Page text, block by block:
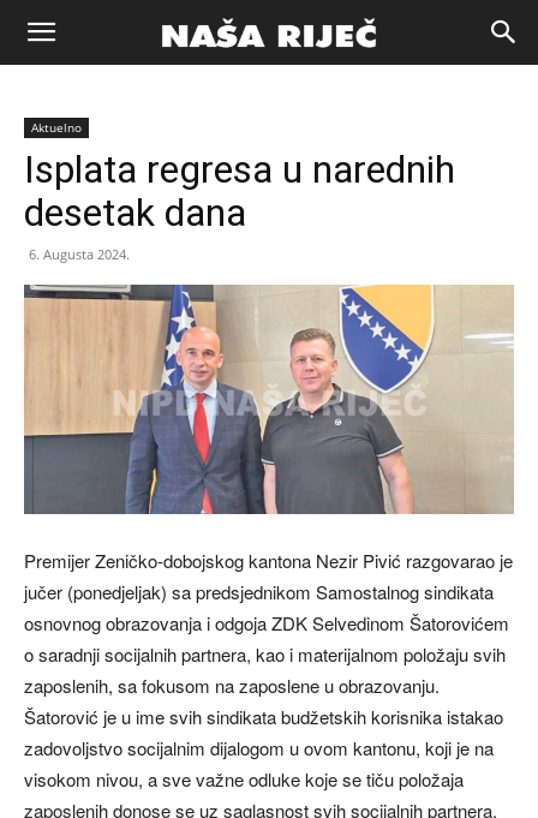
Naša
riječ
Aktuelno
Isplata regresa u narednih
desetak dana
6. Augusta 2024.
Premijer Zeničko-dobojskog kantona Nezir Pivić razgovarao je
jučer (ponedjeljak) sa predsjednikom Samostalnog sindikata
osnovnog obrazovanja i odgoja ZDK Selvedinom Šatorovićem
o saradnji socijalnih partnera, kao i materijalnom položaju svih
zaposlenih, sa fokusom na zaposlene u obrazovanju.
Šatorović je u ime svih sindikata budžetskih korisnika istakao
zadovoljstvo socijalnim dijalogom u ovom kantonu, koji je na
visokom nivou, a sve važne odluke koje se tiču položaja
zaposlenih donose se uz saglasnost svih socijalnih partnera.